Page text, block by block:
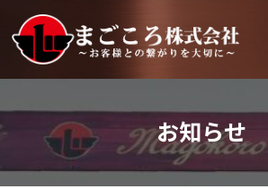
お知らせ